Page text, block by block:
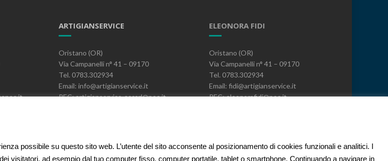
ARTIGIANSERVICE
Oristano (OR)
Via Campanelli n° 41 – 09170
Tel. 0783.302934
Email: info@artigianservice.it
PEC: artigianservice-sccarl@pec.it
ELEONORA FIDI
Oristano (OR)
Via Campanelli n° 41 – 09170
Tel. 0783.302934
Email: fidi@artigianservice.it
PEC: eleonorafidi@pec.it
possibile su questo sito web. L’utente del sito acconsente al posizionamento di cookies funzionali e analitici. I
visitatori, ad esempio dal tuo computer fisso, computer portatile, tablet o smartphone. Continuando a navigare in